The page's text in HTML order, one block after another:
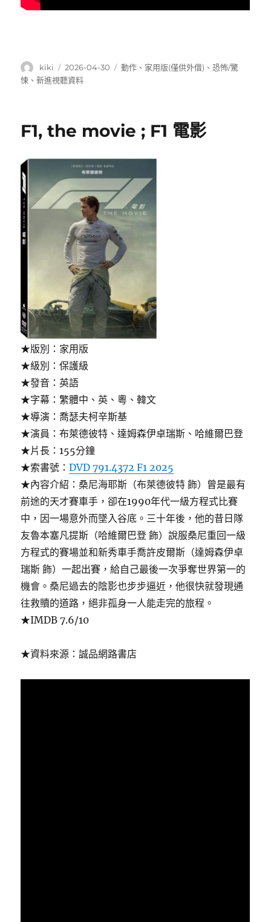
作
者
kiki
發
佈
2026-04-30
分
動作 、 家用版(僅供外借) 、恐怖/驚
悚 、新進視聽資料
F1, the movie ; F1 電影
★版別：家用版
★級別：保護級
★發音：英語
★字幕：繁體中、英、粵、韓文
★導演：喬瑟夫柯辛斯基
★演員：布萊德彼特、達姆森伊卓瑞斯、哈維爾巴登
★片長：155分鐘
★索書號：DVD 791.4372 F1 2025
★內容介紹：桑尼海耶斯（布萊德彼特 飾）曾是最有
前途的天才賽車手，卻在1990年代一級方程式比賽
中，因一場意外而墜入谷底。三十年後，他的昔日隊
友魯本塞凡提斯（哈維爾巴登 飾）說服桑尼重回一級
方程式的賽場並和新秀車手喬許皮爾斯（達姆森伊卓
瑞斯 飾）一起出賽，給自己最後一次爭奪世界第一的
機會。桑尼過去的陰影也步步逼近，他很快就發現通
往救贖的道路，絕非孤身一人能走完的旅程。
★IMDB 7.6/10
★資料來源：誠品網路書店